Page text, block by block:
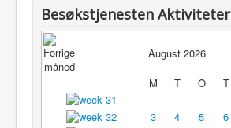
Besøkstjenesten Aktiviteter
August 2026
M
T O T
3
4 5 6